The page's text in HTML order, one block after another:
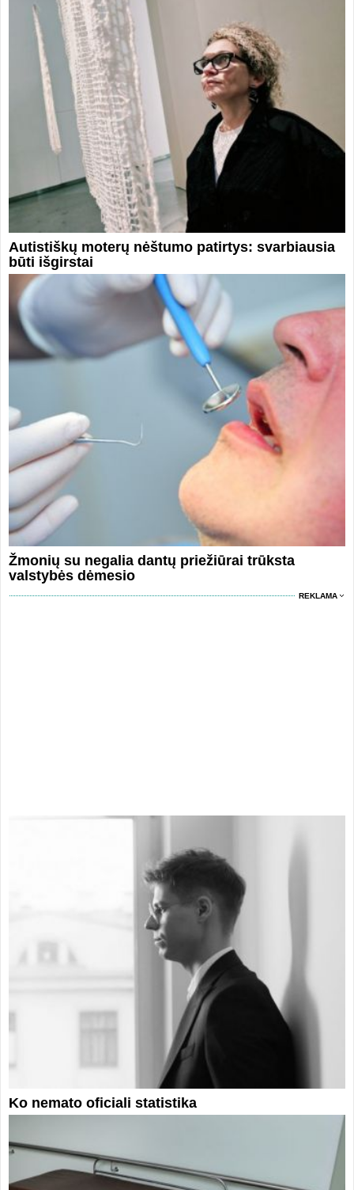
Autistiškų moterų nėštumo patirtys: svarbiausia
būti išgirstai
Žmonių su negalia dantų priežiūrai trūksta
valstybės dėmesio
REKLAMA
Ko nemato oficiali statistika